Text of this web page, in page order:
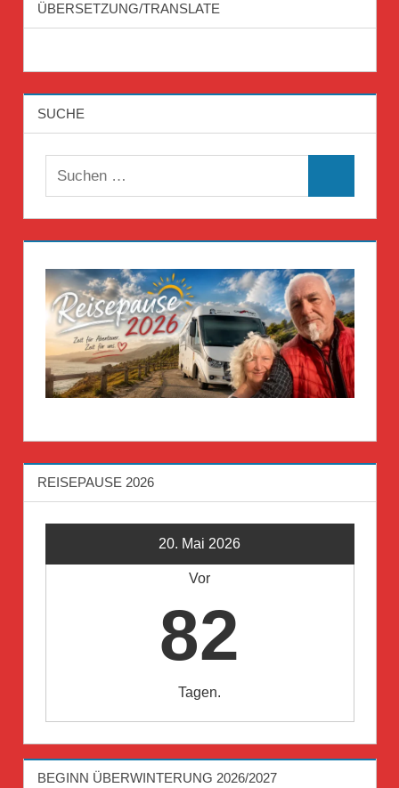
ÜBERSETZUNG/TRANSLATE
SUCHE
REISEPAUSE 2026
20. Mai 2026
Vor
82
Tagen.
BEGINN ÜBERWINTERUNG 2026/2027